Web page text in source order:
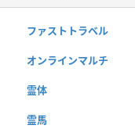
ファストトラベル
オンラインマルチ
霊体
霊馬